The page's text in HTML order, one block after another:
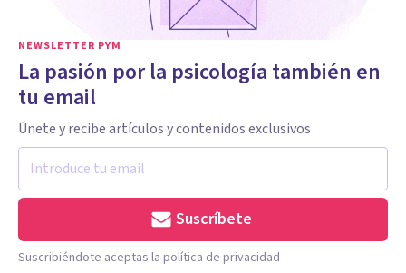
NEWSLETTER PYM
La pasión por la psicología también en
tu email
Únete y recibe artículos y contenidos exclusivos
Suscríbete
Suscribiéndote aceptas la política de privacidad